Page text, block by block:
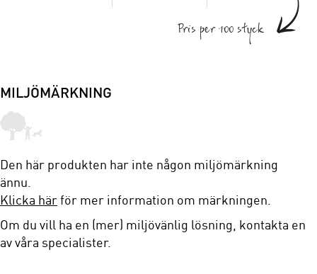
Pris per 100 styck
MILJÖMÄRKNING
Den här produkten har inte någon miljömärkning
ännu.
Klicka härför mer information om märkningen.
Om du vill ha en (mer) miljövänlig lösning, kontakta en
av våra specialister.